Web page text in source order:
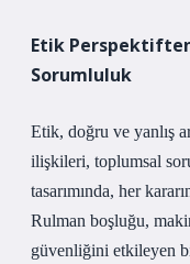
Etik
Sorumluluk
Etik, doğru ve yanlış
ilişkileri, toplumsal
tasarımında, her
Rulman boşluğu,
güvenliğini etkileyen